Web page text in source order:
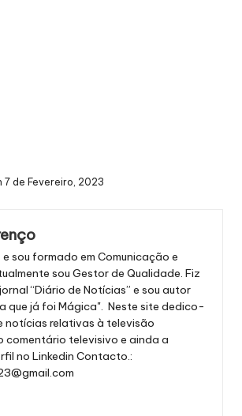
7 de Fevereiro, 2023
sou formado em Comunicação e
sou Gestor de Qualidade. Fiz
“Diário de Notícias” e sou autor
que já foi Mágica". Neste site dedico-
notícias relativas à televisão
comentário televisivo e ainda a
no Linkedin Contacto.: